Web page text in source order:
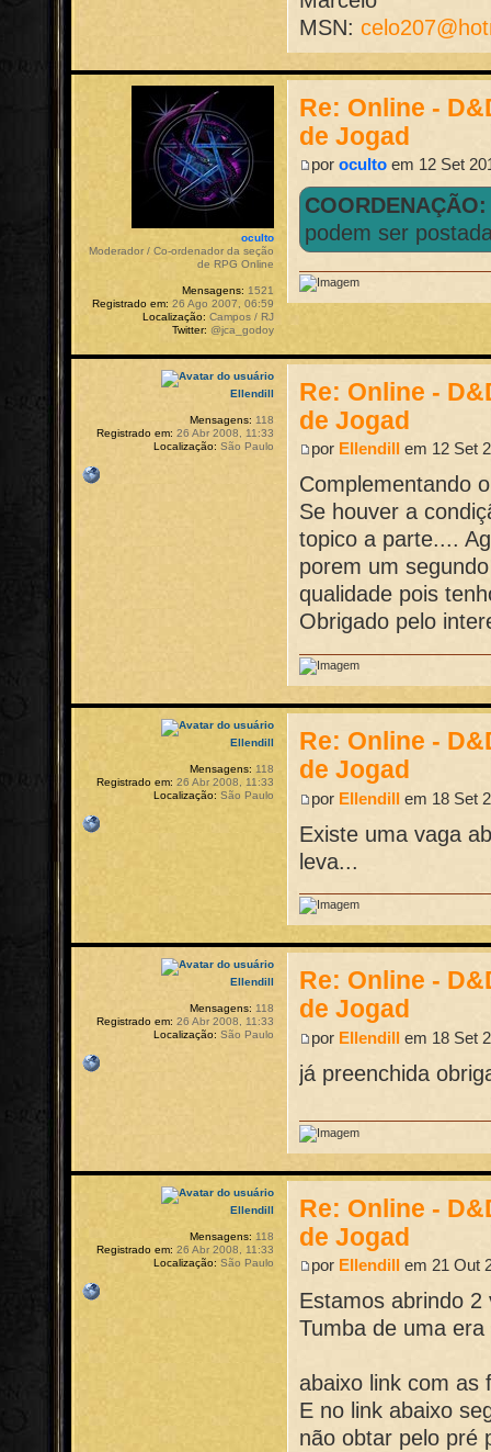
MSN:
Re: Online -
de Jogad
poroculto em 12 Set
podem ser
oculto
Moderador / Co-ordenador da seção
de RPG Online
Mensagens: 1521
Registrado em: 26 Ago 2007, 06:59
Localização: Campos / RJ
Twitter: @jca_godoy
Re: Online -
de Jogad
por Ellendill em 12 Set
Complementando
Se houver a
topico a parte....
porem um
qualidade pois
Obrigado pelo
Ellendill
Mensagens: 118
Registrado em: 26 Abr 2008, 11:33
Localização: São Paulo
Re: Online -
de Jogad
por Ellendill em 18 Set
Existe uma vaga
leva...
Ellendill
Mensagens: 118
Registrado em: 26 Abr 2008, 11:33
Localização: São Paulo
Re: Online -
de Jogad
por Ellendill em 18 Set
já preenchida
Ellendill
Mensagens: 118
Registrado em: 26 Abr 2008, 11:33
Localização: São Paulo
Re: Online -
de Jogad
por Ellendill em 21 Out
Estamos abrindo 2
Tumba de uma
abaixo link com as
E no link abaixo
não obtar pelo pré
Ellendill
Mensagens: 118
Registrado em: 26 Abr 2008, 11:33
Localização: São Paulo